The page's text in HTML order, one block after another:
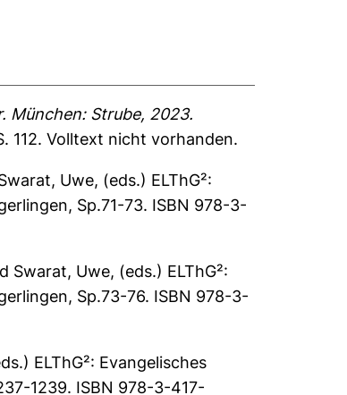
München: Strube, 2023.
112.Volltext nicht vorhanden.
Uwe, (eds.) ELThG²:
Sp.71-73. ISBN 978-3-
Swarat, Uwe, (eds.) ELThG²:
Sp.73-76. ISBN 978-3-
ELThG²: Evangelisches
1239. ISBN 978-3-417-